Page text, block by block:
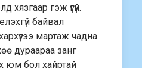
хязгаар гэж үгүй.
байвал
мартаж чадна.
дураараа занг
юм бол хайртай